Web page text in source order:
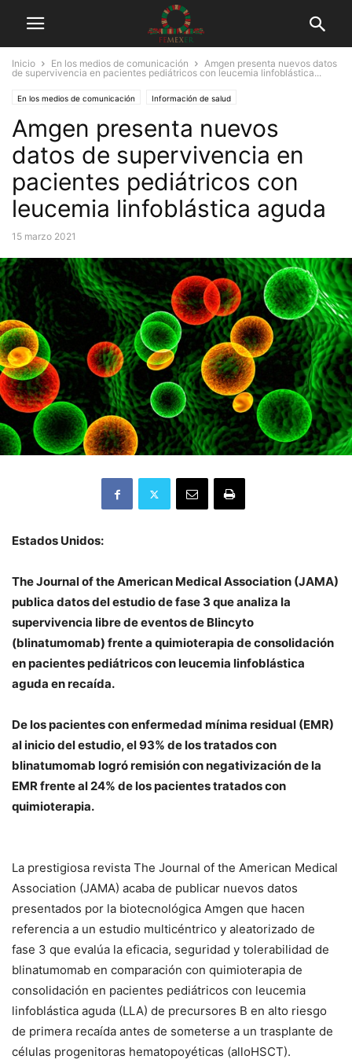
Inicio En los medios de comunicación
Amgen presenta nuevos datos
de supervivencia en pacientes pediátricos con leucemia linfoblástica...
En los medios de comunicación Información de salud
Amgen presenta nuevos
datos de supervivencia en
pacientes pediátricos con
leucemia linfoblástica aguda
15 marzo 2021
Estados Unidos:
The Journal of the American Medical Association (JAMA)
publica datos del estudio de fase 3 que analiza la
supervivencia libre de eventos de Blincyto
(blinatumomab) frente a quimioterapia de consolidación
en pacientes pediátricos con leucemia linfoblástica
aguda en recaída.
De los pacientes con enfermedad mínima residual (EMR)
al inicio del estudio, el 93% de los tratados con
blinatumomab logró remisión con negativización de la
EMR frente al 24% de los pacientes tratados con
quimioterapia.
La prestigiosa revista The Journal of the American Medical
Association (JAMA) acaba de publicar nuevos datos
presentados por la biotecnológica Amgen que hacen
referencia a un estudio multicéntrico y aleatorizado de
fase 3 que evalúa la eficacia, seguridad y tolerabilidad de
blinatumomab en comparación con quimioterapia de
consolidación en pacientes pediátricos con leucemia
linfoblástica aguda (LLA) de precursores B en alto riesgo
de primera recaída antes de someterse a un trasplante de
células progenitoras hematopoyéticas (alloHSCT).